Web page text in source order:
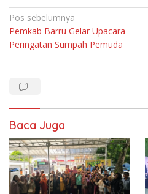
Navigasi
pos
Pos sebelumnya
Pemkab Barru Gelar Upacara
Peringatan Sumpah Pemuda
Baca Juga